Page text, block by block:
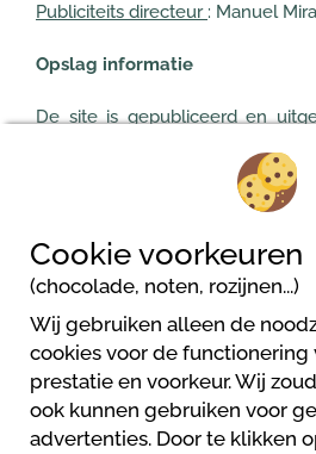
Publiciteits directeur : Manuel
Opslag informatie
De site is gepubliceerd en
: 37, 45, 39 Quai
40106, 92445 Issy les Moulineaux
Telefoon: 01 57 75 10 00
Camping
Kleinenzhof 1
75323 Bad
Cookie voorkeuren
(chocolade, noten, rozijnen...)
Wij gebruiken alleen de
cookies voor de functionering
prestatie en voorkeur. Wij
ook kunnen gebruiken voor
advertenties. Door te klikken